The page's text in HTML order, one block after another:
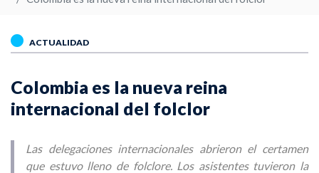
ACTUALIDAD
Colombia es la nueva reina
internacional del folclor
Las delegaciones internacionales abrieron el certamen
que estuvo lleno de folclore. Los asistentes tuvieron la